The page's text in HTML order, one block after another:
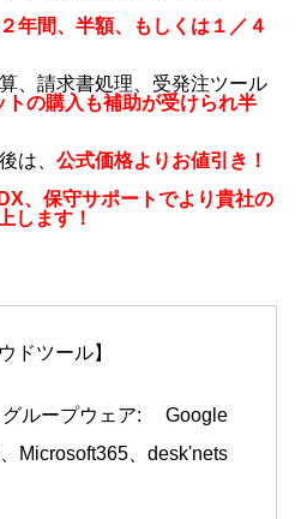
年間、半額、もしくは１／４
、請求書処理、受発注ツール
トの購入も補助が受けられ半
は、 公式価格よりお値引き！
、保守サポートでより貴社の
します！
ドツール】
グループウェア: Google
Microsoft365、desk'nets